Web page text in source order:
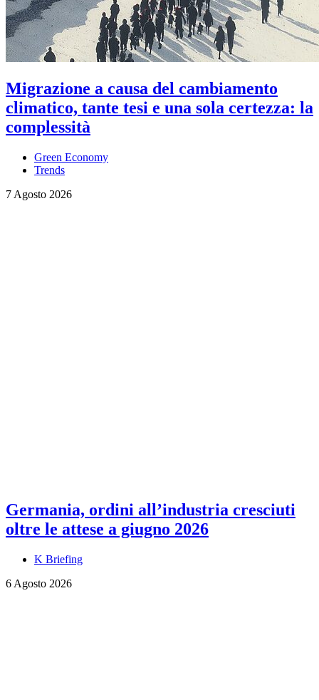
Migrazione a causa del cambiamento
climatico, tante tesi e una sola certezza: la
complessità
Green Economy
Trends
7 Agosto 2026
Germania, ordini all’industria cresciuti
oltre le attese a giugno 2026
K Briefing
6 Agosto 2026